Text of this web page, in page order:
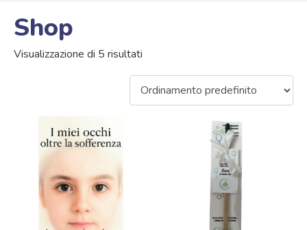
Shop
Visualizzazione di 5 risultati